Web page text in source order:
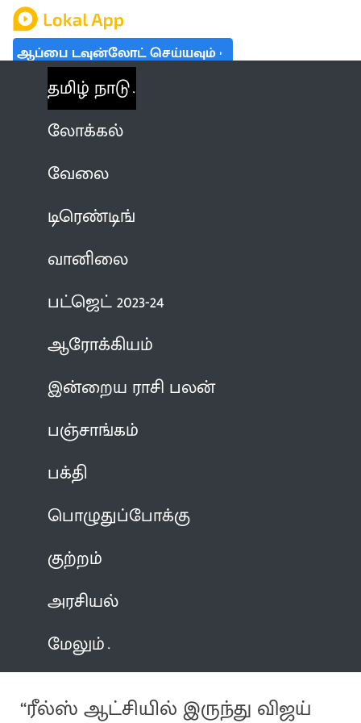
ஆப்பை டவுன்லோட் செய்யவும்
தமிழ் நாடு
லோக்கல்
வேலை
டிரெண்டிங்
வானிலை
பட்ஜெட் 2023-24
ஆரோக்கியம்
இன்றைய ராசி பலன்
பஞ்சாங்கம்
பக்தி
பொழுதுப்போக்கு
குற்றம்
அரசியல்
மேலும்
“ரீல்ஸ் ஆட்சியில் இருந்து விஜய்